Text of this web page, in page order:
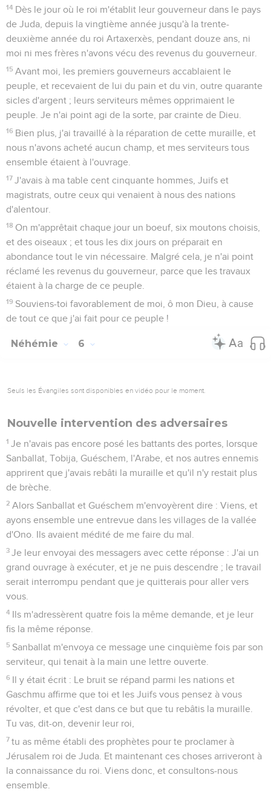
14 Dès le jour où le roi m'établit leur gouverneur dans le pays
de Juda, depuis la vingtième année jusqu'à la trente-
deuxième année du roi Artaxerxès, pendant douze ans, ni
moi ni mes frères n'avons vécu des revenus du gouverneur.
15 Avant moi, les premiers gouverneurs accablaient le
peuple, et recevaient de lui du pain et du vin, outre quarante
sicles d'argent ; leurs serviteurs mêmes opprimaient le
peuple. Je n'ai point agi de la sorte, par crainte de Dieu.
16 Bien plus, j'ai travaillé à la réparation de cette muraille, et
nous n'avons acheté aucun champ, et mes serviteurs tous
ensemble étaient à l'ouvrage.
17 J'avais à ma table cent cinquante hommes, Juifs et
magistrats, outre ceux qui venaient à nous des nations
d'alentour.
18 On m'apprêtait chaque jour un boeuf, six moutons choisis,
et des oiseaux ; et tous les dix jours on préparait en
abondance tout le vin nécessaire. Malgré cela, je n'ai point
réclamé les revenus du gouverneur, parce que les travaux
étaient à la charge de ce peuple.
19 Souviens-toi favorablement de moi, ô mon Dieu, à cause
de tout ce que j'ai fait pour ce peuple !
Néhémie 6
Seuls les Évangiles sont disponibles en vidéo pour le moment.
Nouvelle intervention des adversaires
1 Je n'avais pas encore posé les battants des portes, lorsque
Sanballat, Tobija, Guéschem, l'Arabe, et nos autres ennemis
apprirent que j'avais rebâti la muraille et qu'il n'y restait plus
de brèche.
2 Alors Sanballat et Guéschem m'envoyèrent dire : Viens, et
ayons ensemble une entrevue dans les villages de la vallée
d'Ono. Ils avaient médité de me faire du mal.
3 Je leur envoyai des messagers avec cette réponse : J'ai un
grand ouvrage à exécuter, et je ne puis descendre ; le travail
serait interrompu pendant que je quitterais pour aller vers
vous.
4 Ils m'adressèrent quatre fois la même demande, et je leur
fis la même réponse.
5 Sanballat m'envoya ce message une cinquième fois par son
serviteur, qui tenait à la main une lettre ouverte.
6 Il y était écrit : Le bruit se répand parmi les nations et
Gaschmu affirme que toi et les Juifs vous pensez à vous
révolter, et que c'est dans ce but que tu rebâtis la muraille.
Tu vas, dit-on, devenir leur roi,
7 tu as même établi des prophètes pour te proclamer à
Jérusalem roi de Juda. Et maintenant ces choses arriveront à
la connaissance du roi. Viens donc, et consultons-nous
ensemble.